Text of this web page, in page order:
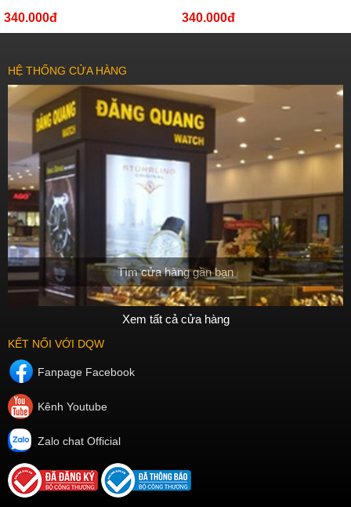
340.000đ
340.000đ
HỆ THỐNG CỬA HÀNG
Tìm cửa hàng gần bạn
Xem tất cả cửa hàng
KẾT NỐI VỚI DQW
Fanpage Facebook
Kênh Youtube
Zalo chat Official